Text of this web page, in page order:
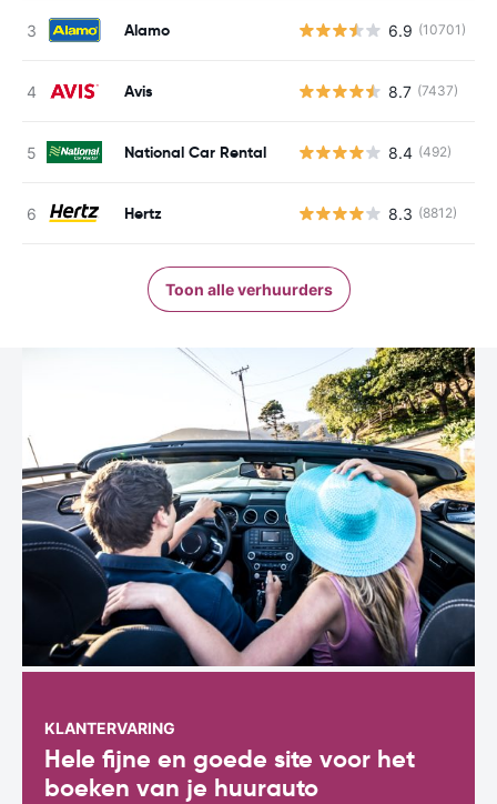
Alamo 6.9 (10701)
Avis 8.7 (7437)
National Car Rental 8.4 (492)
Hertz 8.3 (8812)
Toon alle verhuurders
KLANTERVARING
Hele fijne en goede site voor het
boeken van je huurauto